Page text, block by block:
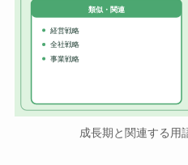
類似・関連
経営戦略
全社戦略
事業戦略
成長期と関連する用